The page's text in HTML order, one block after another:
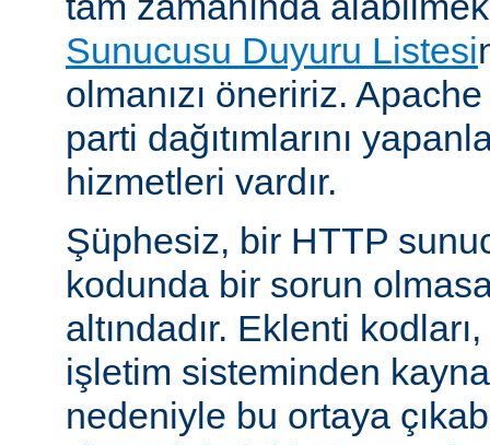
Sunucusu Duyuru Listesi
olmanızı öneririz. Apache
parti dağıtımlarını
hizmetleri vardır.
Şüphesiz, bir HTTP
kodunda bir sorun
altındadır. Eklenti
işletim sisteminden
nedeniyle bu ortaya